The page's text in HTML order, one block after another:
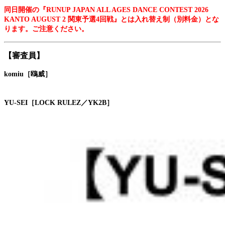
同日開催の『RUNUP JAPAN ALL AGES DANCE CONTEST 2026
KANTO AUGUST 2 関東予選4回戦』とは入れ替え制（別料金）とな
ります。ご注意ください。
【審査員】
komiu［鴎威］
YU-SEI［LOCK RULEZ／YK2B］